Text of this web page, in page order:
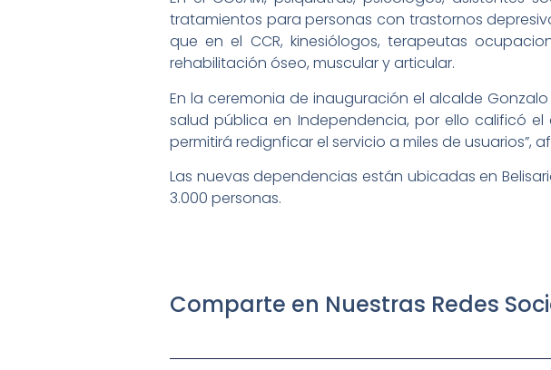
tratamientos para personas con trastornos
que en el CCR, kinesiólogos, terapeutas
rehabilitación óseo, muscular y articular.
En la ceremonia de inauguración el alcalde
salud pública en Independencia, por ello calificó
permitirá redignficar el servicio a miles de usuarios”,
Las nuevas dependencias están ubicadas en
3.000 personas.
Comparte en Nuestras Redes